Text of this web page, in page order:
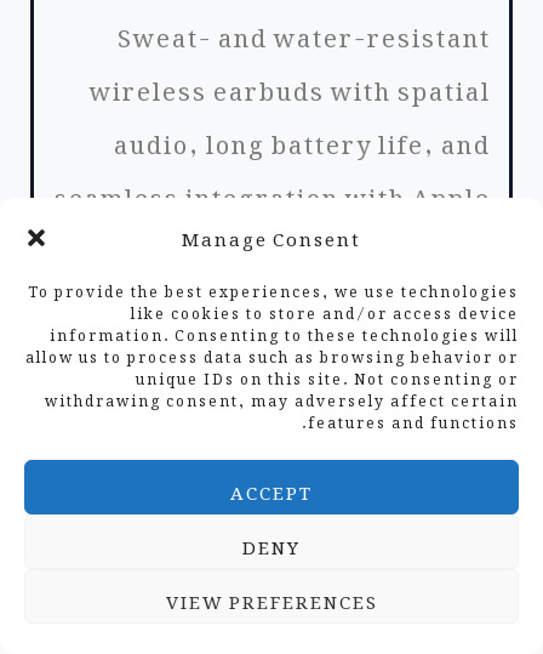
Manage Consent
To provide the best experiences, we use technologies
like cookies to store and/or access device
information. Consenting to these technologies will
allow us to process data such as browsing behavior or
unique IDs on this site. Not consenting or
withdrawing consent, may adversely affect certain
features and functions.
ACCEPT
DENY
VIEW PREFERENCES
Sweat- and water-resistant
wireless earbuds with spatial
audio, long battery life, and
seamless integration with Apple
یہاں کلک کریں
گہرائی سے جائزے تلاش کر رہے ہیں؟
ہمارا تازہ ترین مضمون دیکھیں: